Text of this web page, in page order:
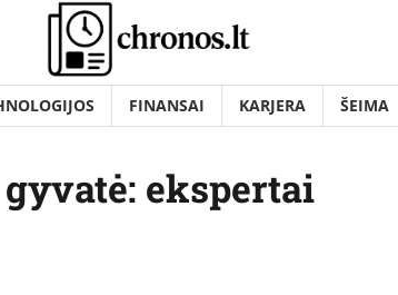
FINANSAI KARJERA ŠEIMA
ekspertai